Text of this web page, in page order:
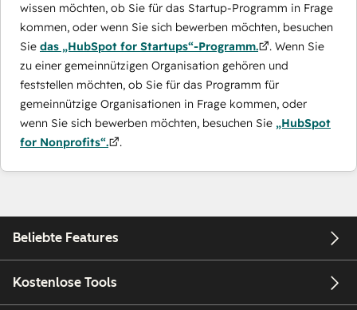
wissen möchten, ob Sie für das Startup-Programm in Frage
kommen, oder wenn Sie sich bewerben möchten, besuchen
Sie das „HubSpot for Startups“-Programm.
. Wenn Sie
zu einer gemeinnützigen Organisation gehören und
feststellen möchten, ob Sie für das Programm für
gemeinnützige Organisationen in Frage kommen, oder
wenn Sie sich bewerben möchten, besuchen Sie „HubSpot
for Nonprofits“.
.
Beliebte Features
Kostenlose Tools